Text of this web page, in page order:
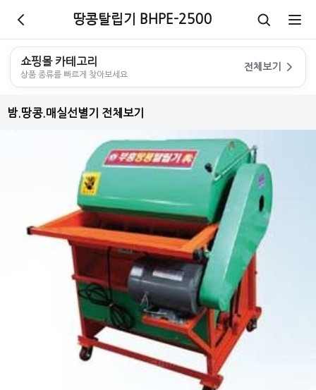
땅콩탈립기 BHPE-2500
쇼핑몰 카테고리
상품 종류를 빠르게 찾아보세요
전체보기
밤.땅콩.매실선별기 전체보기